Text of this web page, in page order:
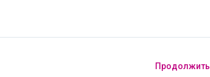
Продолжить